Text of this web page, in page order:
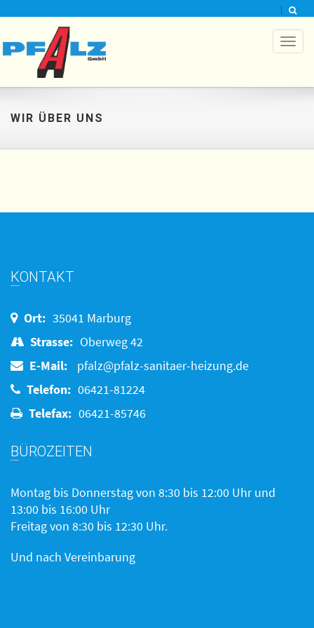
WIR ÜBER UNS
KONTAKT
Ort: 35041 Marburg
Strasse: Oberweg 42
E-Mail:
pfalz@pfalz-sanitaer-heizung.de
Telefon: 06421-81224
Telefax: 06421-85746
BÜROZEITEN
Montag bis Donnerstag von 8:30 bis 12:00 Uhr und
13:00 bis 16:00 Uhr
Freitag von 8:30 bis 12:30 Uhr.
Und nach Vereinbarung